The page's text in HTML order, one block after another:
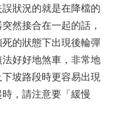
狀況的就是在降檔的
然接合在一起的話，
的狀態下出現後輪彈
好好地煞車，非常地
坡路段時更容易出現
，請注意要「緩慢